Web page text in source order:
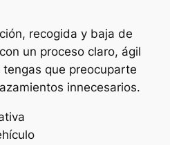
recogida y baja de
un proceso claro, ágil
que preocuparte
innecesarios.